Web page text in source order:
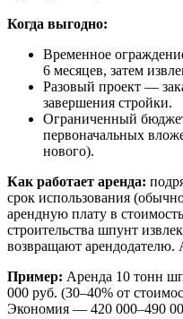
Когда выгодно:
Временное
6 месяцев, затем
Разовый проект —
завершения стройки.
Ограниченный
первоначальных
нового).
Как работает аренда:
срок использования
арендную плату в
строительства шпунт
возвращают арендодателю.
Пример: Аренда 10 тонн
000 руб. (30–40% от
Экономия — 420 000–490